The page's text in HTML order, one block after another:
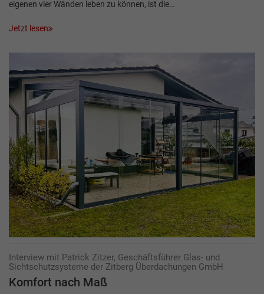
eigenen vier Wänden leben zu können, ist die…
Jetzt lesen
Interview mit Patrick Zitzer, Geschäftsführer Glas- und
Sichtschutzsysteme der Zitberg Überdachungen GmbH
Komfort nach Maß